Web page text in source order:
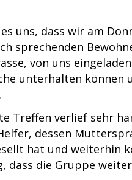
uns, dass wir am
sprechenden
von uns
unterhalten können
Treffen verlief sehr
dessen
hat und weiterhin
dass die Gruppe